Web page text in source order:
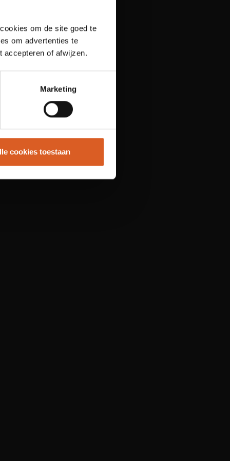
om de site goed te
om advertenties te
accepteren of afwijzen.
Marketing
cookies toestaan